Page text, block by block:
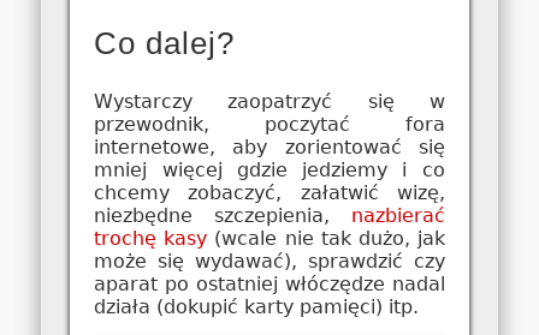
Co dalej?
Wystarczy zaopatrzyć się w
przewodnik, poczytać fora
internetowe, aby zorientować się
mniej więcej gdzie jedziemy i co
chcemy zobaczyć, załatwić wizę,
niezbędne szczepienia, nazbierać
trochę kasy (wcale nie tak dużo, jak
może się wydawać), sprawdzić czy
aparat po ostatniej włóczędze nadal
działa (dokupić karty pamięci) itp.